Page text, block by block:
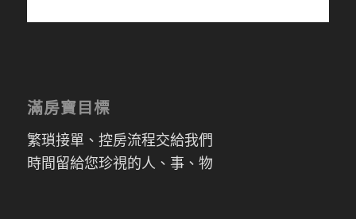
滿房寶目標
繁瑣接單、控房流程交給我們
時間留給您珍視的人、事、物